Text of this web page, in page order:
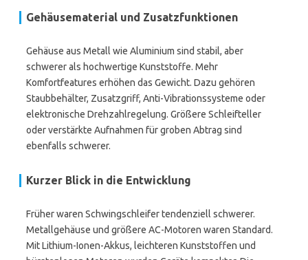
Gehäusematerial und Zusatzfunktionen
Gehäuse aus Metall wie Aluminium sind stabil, aber
schwerer als hochwertige Kunststoffe. Mehr
Komfortfeatures erhöhen das Gewicht. Dazu gehören
Staubbehälter, Zusatzgriff, Anti-Vibrationssysteme oder
elektronische Drehzahlregelung. Größere Schleifteller
oder verstärkte Aufnahmen für groben Abtrag sind
ebenfalls schwerer.
Kurzer Blick in die Entwicklung
Früher waren Schwingschleifer tendenziell schwerer.
Metallgehäuse und größere AC-Motoren waren Standard.
Mit Lithium-Ionen-Akkus, leichteren Kunststoffen und